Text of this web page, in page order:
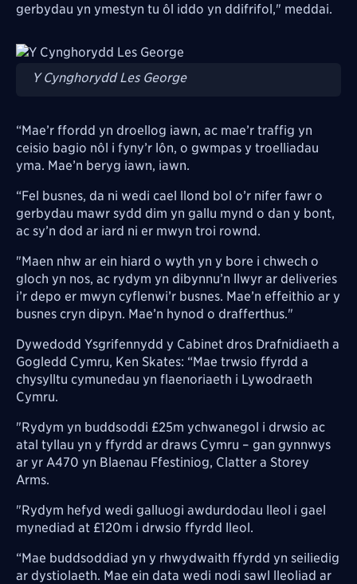
gerbydau yn ymestyn tu ôl iddo yn ddifrifol," meddai.
Image
Y Cynghorydd Les George
“Mae’r ffordd yn droellog iawn, ac mae’r traffig yn
ceisio bagio nôl i fyny’r lôn, o gwmpas y troelliadau
yma. Mae’n beryg iawn, iawn.
“Fel busnes, da ni wedi cael llond bol o’r nifer fawr o
gerbydau mawr sydd dim yn gallu mynd o dan y bont,
ac sy’n dod ar iard ni er mwyn troi rownd.
"Maen nhw ar ein hiard o wyth yn y bore i chwech o
gloch yn nos, ac rydym yn dibynnu’n llwyr ar deliveries
i’r depo er mwyn cyflenwi’r busnes. Mae’n effeithio ar y
busnes cryn dipyn. Mae’n hynod o drafferthus."
Dywedodd Ysgrifennydd y Cabinet dros Drafnidiaeth a
Gogledd Cymru, Ken Skates: “Mae trwsio ffyrdd a
chysylltu cymunedau yn flaenoriaeth i Lywodraeth
Cymru.
"Rydym yn buddsoddi £25m ychwanegol i drwsio ac
atal tyllau yn y ffyrdd ar draws Cymru – gan gynnwys
ar yr A470 yn Blaenau Ffestiniog, Clatter a Storey
Arms.
"Rydym hefyd wedi galluogi awdurdodau lleol i gael
mynediad at £120m i drwsio ffyrdd lleol.
“Mae buddsoddiad yn y rhwydwaith ffyrdd yn seiliedig
ar dystiolaeth. Mae ein data wedi nodi sawl lleoliad ar